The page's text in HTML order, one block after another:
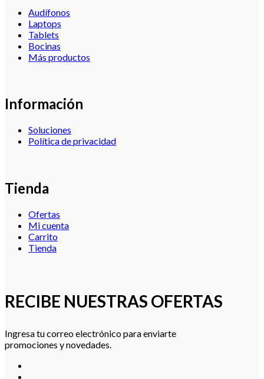
Audífonos
Laptops
Tablets
Bocinas
Más productos
Información
Soluciones
Política de privacidad
Tienda
Ofertas
Mi cuenta
Carrito
Tienda
RECIBE NUESTRAS OFERTAS
Ingresa tu correo electrónico para enviarte
promociones y novedades.